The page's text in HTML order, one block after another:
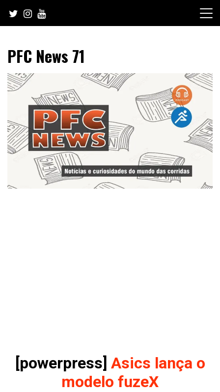
content
PFC News 71
[powerpress] Asics lança o
modelo fuzeX